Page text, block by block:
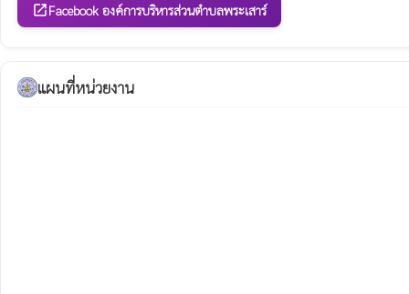
open_in_newFacebook องค์การบริหารส่วนตำบลพระเสาร์
แผนที่หน่วยงาน